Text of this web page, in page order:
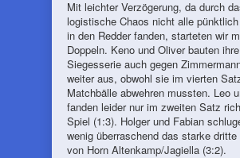
Mit leichter Verzögerung, da durch
logistische Chaos nicht alle
in den Redder fanden, starteten wir
Doppeln. Keno und Oliver bauten ihre
Siegesserie auch gegen
weiter aus, obwohl sie im vierten
Matchbälle abwehren mussten. Leo
fanden leider nur im zweiten Satz
Spiel (1:3). Holger und Fabian
wenig überraschend das starke dritte
von Horn Altenkamp/Jagiella (3:2).